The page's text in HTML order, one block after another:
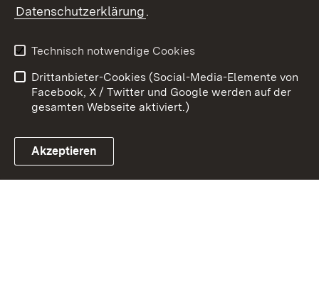
Link zum Landesportal
Kontakt
Barrierefreiheit
Impressum
Cookies
Datenschutzerklärung.
Technisch notwendige Cookies
Drittanbieter-Cookies (Social-Media-Elemente von
Facebook, X / Twitter und Google werden auf der
gesamten Webseite aktiviert.)
Akzeptieren